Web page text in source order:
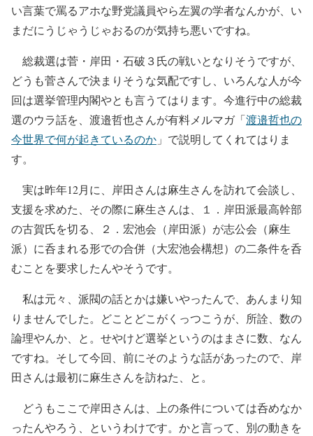
い言葉で罵るアホな野党議員やら左翼の学者なんかが、い
まだにうじゃうじゃおるのが気持ち悪いですね。
総裁選は菅・岸田・石破３氏の戦いとなりそうですが、
どうも菅さんで決まりそうな気配ですし、いろんな人が今
回は選挙管理内閣やとも言うてはります。今進行中の総裁
選のウラ話を、渡邉哲也さんが有料メルマガ「渡邉哲也の
今世界で何が起きているのか 」で説明してくれてはりま
す。
実は昨年12月に、岸田さんは麻生さんを訪れて会談し、
支援を求めた、その際に麻生さんは、１．岸田派最高幹部
の古賀氏を切る、２．宏池会（岸田派）が志公会（麻生
派）に呑まれる形での合併（大宏池会構想）の二条件を呑
むことを要求したんやそうです。
私は元々、派閥の話とかは嫌いやったんで、あんまり知
りませんでした。どことどこがくっつこうが、所詮、数の
論理やんか、と。せやけど選挙というのはまさに数、なん
ですね。そして今回、前にそのような話があったので、岸
田さんは最初に麻生さんを訪ねた、と。
どうもここで岸田さんは、上の条件については呑めなか
ったんやろう、というわけです。かと言って、別の動きを